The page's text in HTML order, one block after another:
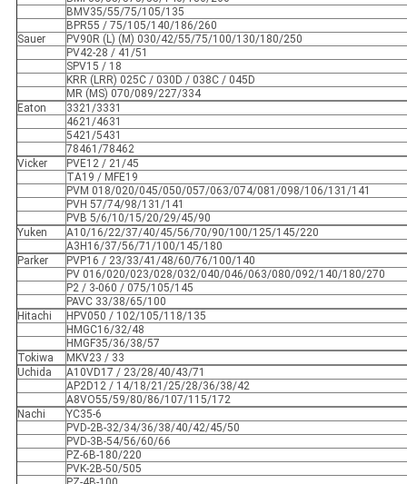
BMV35/55/75/105/135
BPR55 / 75/105/140/186/260
Sauer
PV90R (L) (M) 030/42/55/75/100/130/180/250
PV42-28 / 41/51
SPV15 / 18
KRR (LRR) 025C / 030D / 038C / 045D
MR (MS) 070/089/227/334
Eaton
3321/3331
4621/4631
5421/5431
78461/78462
Vicker
PVE12 / 21/45
TA19 / MFE19
PVM 018/020/045/050/057/063/074/081/098/106/131/141
PVH 57/74/98/131/141
PVB 5/6/10/15/20/29/45/90
Yuken
A10/16/22/37/40/45/56/70/90/100/125/145/220
A3H16/37/56/71/100/145/180
Parker
PVP16 / 23/33/41/48/60/76/100/140
PV 016/020/023/028/032/040/046/063/080/092/140/180/270
P2 / 3-060 / 075/105/145
PAVC 33/38/65/100
Hitachi
HPV050 / 102/105/118/135
HMGC16/32/48
HMGF35/36/38/57
Tokiwa
MKV23 / 33
Uchida
A10VD17 / 23/28/40/43/71
AP2D12 / 14/18/21/25/28/36/38/42
A8VO55/59/80/86/107/115/172
Nachi
YC35-6
PVD-2B-32/34/36/38/40/42/45/50
PVD-3B-54/56/60/66
PZ-6B-180/220
PVK-2B-50/505